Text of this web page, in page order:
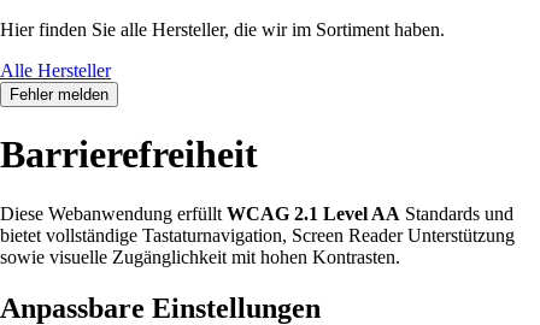
Hier finden Sie alle Hersteller, die wir im Sortiment haben.
Alle Hersteller
Fehler melden
Barrierefreiheit
Diese Webanwendung erfüllt WCAG 2.1 Level AA Standards und
bietet vollständige Tastaturnavigation, Screen Reader Unterstützung
sowie visuelle Zugänglichkeit mit hohen Kontrasten.
Anpassbare Einstellungen